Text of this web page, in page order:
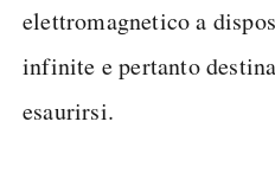
elettromagnetico a
infinite e pertanto
esaurirsi.